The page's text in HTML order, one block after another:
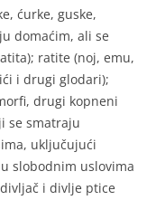
ćurke, guske,
domaćim, ali se
ratite (noj, emu,
i drugi glodari);
drugi kopneni
se smatraju
uključujući
slobodnim uslovima
i divlje ptice